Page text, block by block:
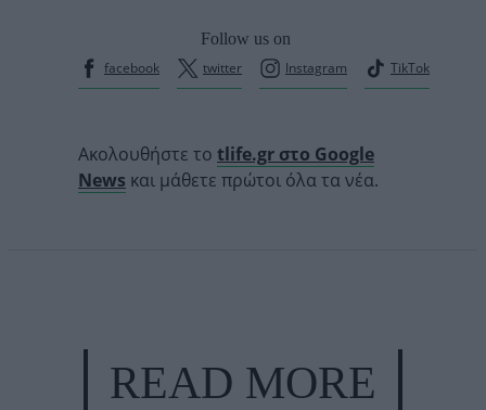
Follow us on
facebook
twitter Instagram TikTok
Ακολουθήστε το tlife.gr στο Google
News και μάθετε πρώτοι όλα τα νέα.
READ MORE